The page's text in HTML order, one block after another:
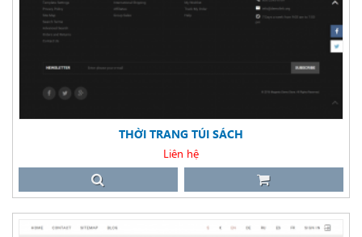
THỜI TRANG TÚI SÁCH
Liên hệ